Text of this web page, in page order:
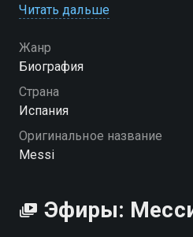
рассказывается о
Читать дальше
Жанр
Биография
Страна
Испания
Оригинальное название
Messi
Эфиры: